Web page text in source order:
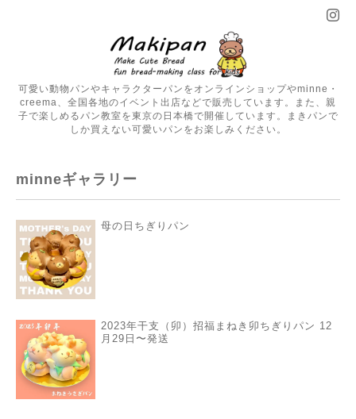
可愛い動物パンやキャラクターパンをオンラインショップやminne・
creema、全国各地のイベント出店などで販売しています。また、親
子で楽しめるパン教室を東京の日本橋で開催しています。まきパンで
しか買えない可愛いパンをお楽しみください。
minneギャラリー
母の日ちぎりパン
2023年干支（卯）招福まねき卯ちぎりパン 12
月29日〜発送